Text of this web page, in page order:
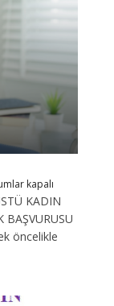
kapalı
KADIN
BAŞVURUSU
öncelikle